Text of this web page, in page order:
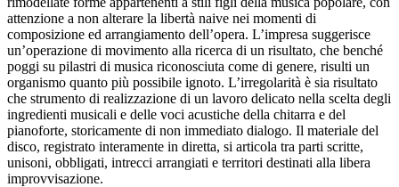
attenzione a non alterare la libertà naive nei momenti di
composizione ed arrangiamento dell’opera. L’impresa suggerisce
un’operazione di movimento alla ricerca di un risultato, che benché
poggi su pilastri di musica riconosciuta come di genere, risulti un
organismo quanto più possibile ignoto. L’irregolarità è sia risultato
che strumento di realizzazione di un lavoro delicato nella scelta degli
ingredienti musicali e delle voci acustiche della chitarra e del
pianoforte, storicamente di non immediato dialogo. Il materiale del
disco, registrato interamente in diretta, si articola tra parti scritte,
unisoni, obbligati, intrecci arrangiati e territori destinati alla libera
improvvisazione.